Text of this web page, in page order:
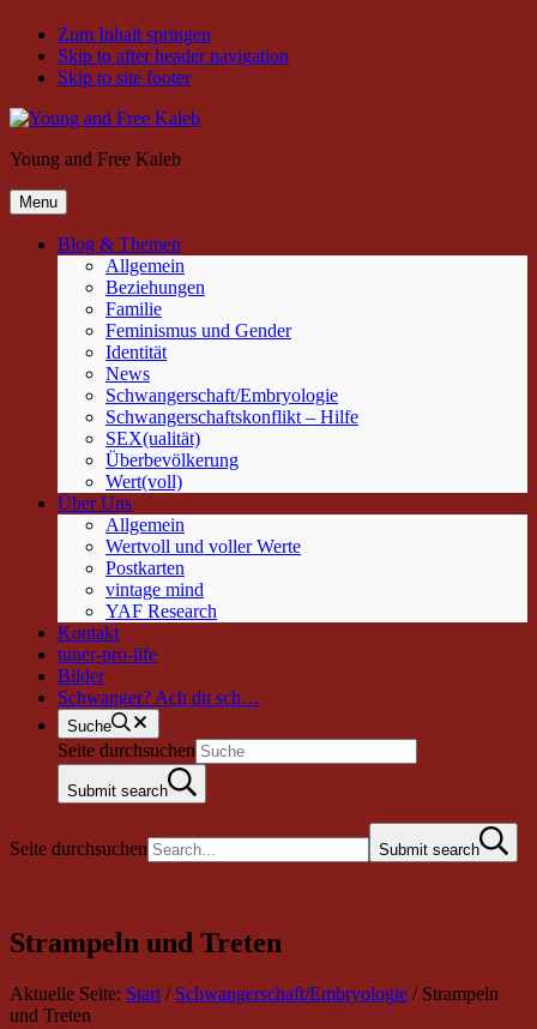
Zum Inhalt springen
Skip to after header navigation
Skip to site footer
Young and Free Kaleb
Menu
Blog & Themen
Allgemein
Beziehungen
Familie
Feminismus und Gender
Identität
News
Schwangerschaft/Embryologie
Schwangerschaftskonflikt – Hilfe
SEX(ualität)
Überbevölkerung
Wert(voll)
Über Uns
Allgemein
Wertvoll und voller Werte
Postkarten
vintage mind
YAF Research
Kontakt
tuner-pro-life
Bilder
Schwanger? Ach du sch…
Suche
Seite durchsuchen
Submit search
Seite durchsuchen Submit search
Strampeln und Treten
Aktuelle Seite: Start / Schwangerschaft/Embryologie /Strampeln
und Treten